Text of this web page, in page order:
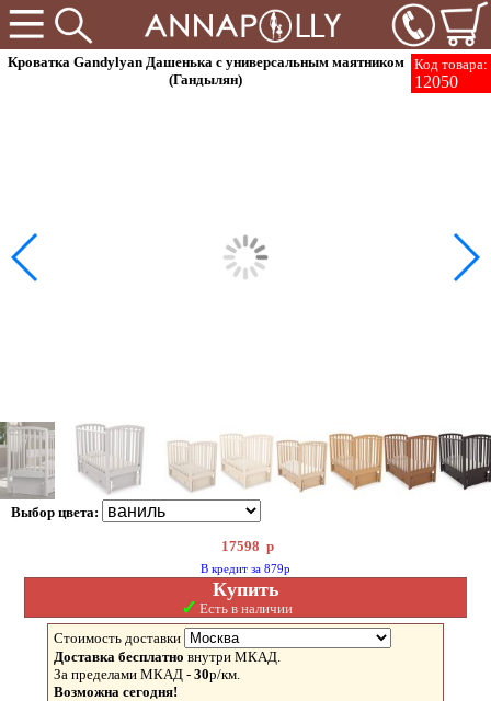
Код товара:
12050
Кроватка Gandylyan Дашенька с универсальным маятником
(Гандылян)
Выбор цвета:
17598 р
В кредит за 879р
Купить
✓ Есть в наличии
Стоимость доставки
Доставка бесплатно внутри МКАД.
За пределами МКАД - 30р/км.
Возможна сегодня!